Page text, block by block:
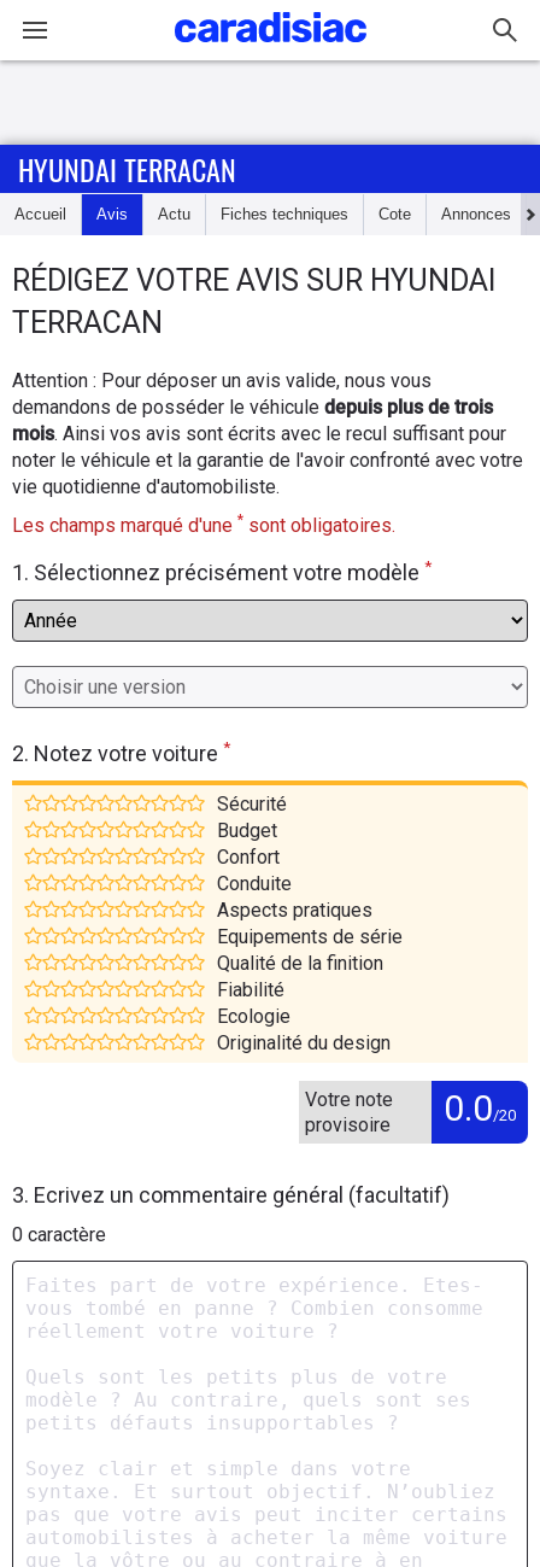
Accueil
Essais
d'achat
Electriques
Flottes
Auto
Moto
Marques
HYUNDAI TERRACAN
Accueil Avis Actu Fiches techniques Cote Annonces
RÉDIGEZ VOTRE AVIS SUR HYUNDAI
TERRACAN
Attention : Pour déposer un avis valide, nous vous
demandons de posséder le véhicule depuis plus de trois
mois. Ainsi vos avis sont écrits avec le recul suffisant pour
noter le véhicule et la garantie de l'avoir confronté avec votre
vie quotidienne d'automobiliste.
Les champs marqué d'une * sont obligatoires.
1. Sélectionnez précisément votre modèle *
2. Notez votre voiture *
Sécurité
Budget
Confort
Conduite
Aspects pratiques
Equipements de série
Qualité de la finition
Fiabilité
Ecologie
Originalité du design
Votre note
provisoire
0.0/20
3. Ecrivez un commentaire général (facultatif)
0 caractère